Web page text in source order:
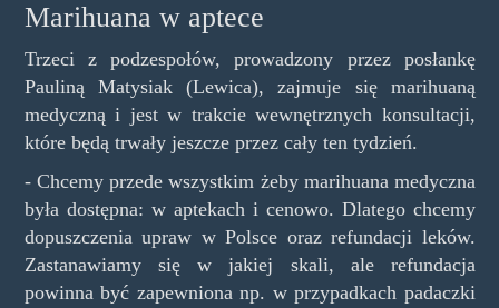
Marihuana w aptece
Trzeci z podzespołów, prowadzony przez posłankę
Pauliną Matysiak (Lewica), zajmuje się marihuaną
medyczną i jest w trakcie wewnętrznych konsultacji,
które będą trwały jeszcze przez cały ten tydzień.
- Chcemy przede wszystkim żeby marihuana medyczna
była dostępna: w aptekach i cenowo. Dlatego chcemy
dopuszczenia upraw w Polsce oraz refundacji leków.
Zastanawiamy się w jakiej skali, ale refundacja
powinna być zapewniona np. w przypadkach padaczki